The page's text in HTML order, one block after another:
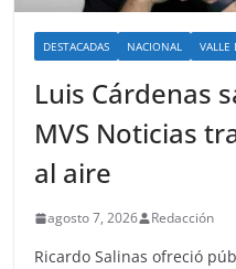
DESTACADAS NACIONAL VALLE
Luis Cárdenas
MVS Noticias
al aire
agosto 7, 2026 Redacción
Ricardo Salinas ofreció